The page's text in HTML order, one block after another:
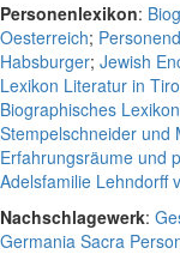
Personenlexikon:
Oesterreich;
Habsburger; Jewish
Lexikon Literatur in
Biographisches
Stempelschneider und
Erfahrungsräume und
Adelsfamilie Lehndorff
Nachschlagewerk:
Germania Sacra